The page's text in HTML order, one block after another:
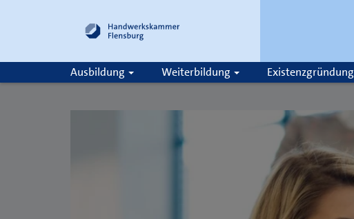
Ausbildung Weiterbildung Existenzgründung